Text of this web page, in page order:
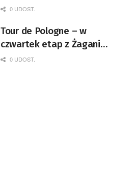
0 UDOST.
Tour de Pologne – w
czwartek etap z Żagania
do Karpacza
0 UDOST.